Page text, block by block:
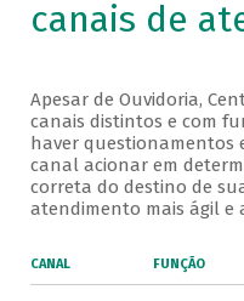
canais de
Apesar de Ouvidoria,
canais distintos e com
haver questionamentos
canal acionar em
correta do destino de
atendimento mais ágil e
CANAL FUNÇÃO